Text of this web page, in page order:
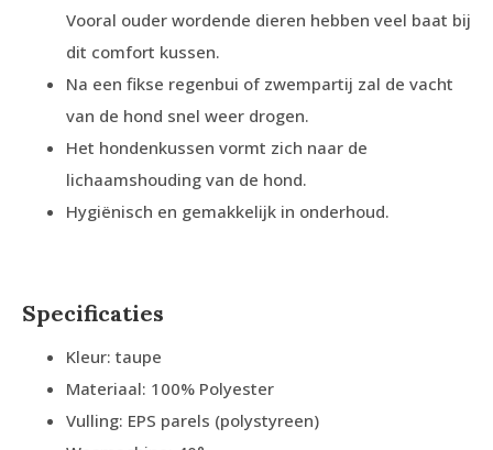
Vooral ouder wordende dieren hebben veel baat bij
dit comfort kussen.
Na een fikse regenbui of zwempartij zal de vacht
van de hond snel weer drogen.
Het hondenkussen vormt zich naar de
lichaamshouding van de hond.
Hygiënisch en gemakkelijk in onderhoud.
Specificaties
Kleur: taupe
Materiaal: 100% Polyester
Vulling: EPS parels (polystyreen)